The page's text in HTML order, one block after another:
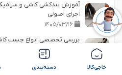
خاجی‌کالا دسته‌بندی
آموزش بندکشی کاشی و
اجرای اصولی
بررسی تخصصی انواع چسب
مناسب‌تر است؟